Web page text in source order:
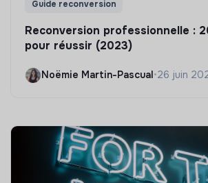
Guide reconversion
Reconversion professionnelle :
pour réussir (2023)
Noëmie Martin-Pascual•26 juin